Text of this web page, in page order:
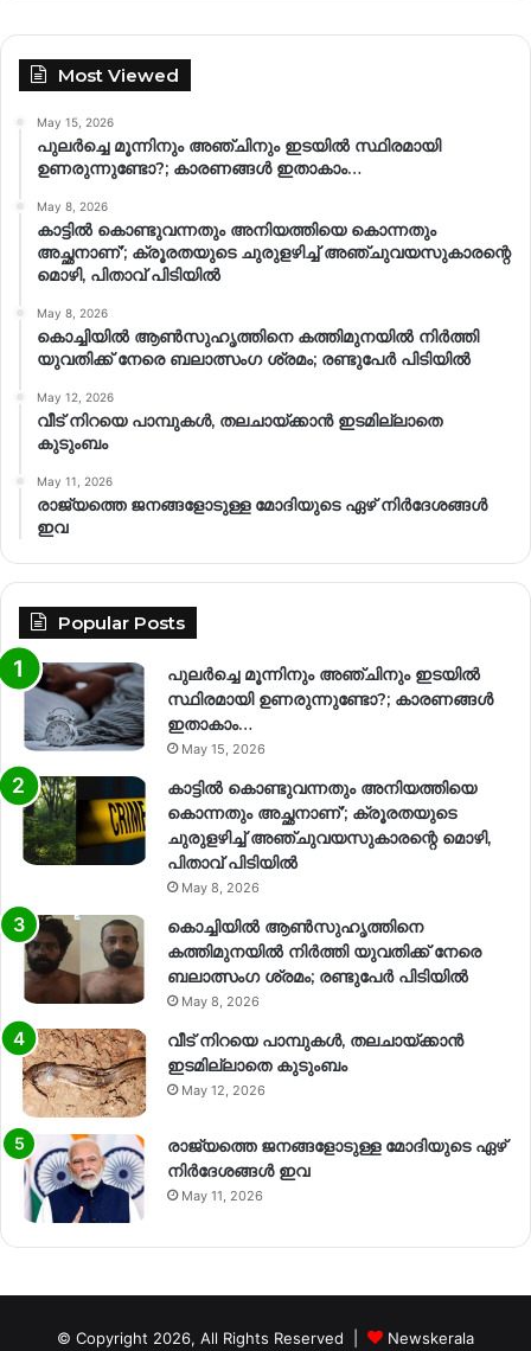
Most Viewed
May 15, 2026
പുലർച്ചെ മൂന്നിനും അഞ്ചിനും ഇടയിൽ സ്ഥിരമായി
ഉണരുന്നുണ്ടോ?; കാരണങ്ങള്‍ ഇതാകാം…
May 8, 2026
കാട്ടിൽ കൊണ്ടുവന്നതും അനിയത്തിയെ കൊന്നതും
അച്ഛനാണ്’; ക്രൂരതയുടെ ചുരുളഴിച്ച് അഞ്ചുവയസുകാരന്റെ
മൊഴി, പിതാവ് പിടിയിൽ
May 8, 2026
കൊച്ചിയിൽ ആൺസുഹൃത്തിനെ കത്തിമുനയിൽ നിർത്തി
യുവതിക്ക് നേരെ ബലാത്സംഗ​ ശ്രമം; രണ്ടുപേർ പിടിയിൽ
May 12, 2026
വീട് നിറയെ പാമ്പുകൾ, തലചായ്ക്കാൻ ഇടമില്ലാതെ
കുടുംബം
May 11, 2026
രാജ്യത്തെ ജനങ്ങളോടുള്ള മോദിയുടെ ഏഴ് നിര്‍ദേശങ്ങള്‍
ഇവ
Popular Posts
പുലർച്ചെ മൂന്നിനും അഞ്ചിനും ഇടയിൽ
സ്ഥിരമായി ഉണരുന്നുണ്ടോ?; കാരണങ്ങള്‍
ഇതാകാം…
May 15, 2026
കാട്ടിൽ കൊണ്ടുവന്നതും അനിയത്തിയെ
കൊന്നതും അച്ഛനാണ്’; ക്രൂരതയുടെ
ചുരുളഴിച്ച് അഞ്ചുവയസുകാരന്റെ മൊഴി,
പിതാവ് പിടിയിൽ
May 8, 2026
കൊച്ചിയിൽ ആൺസുഹൃത്തിനെ
കത്തിമുനയിൽ നിർത്തി യുവതിക്ക് നേരെ
ബലാത്സംഗ​ ശ്രമം; രണ്ടുപേർ പിടിയിൽ
May 8, 2026
വീട് നിറയെ പാമ്പുകൾ, തലചായ്ക്കാൻ
ഇടമില്ലാതെ കുടുംബം
May 12, 2026
രാജ്യത്തെ ജനങ്ങളോടുള്ള മോദിയുടെ ഏഴ്
നിര്‍ദേശങ്ങള്‍ ഇവ
May 11, 2026
© Copyright 2026, All Rights Reserved | Newskerala